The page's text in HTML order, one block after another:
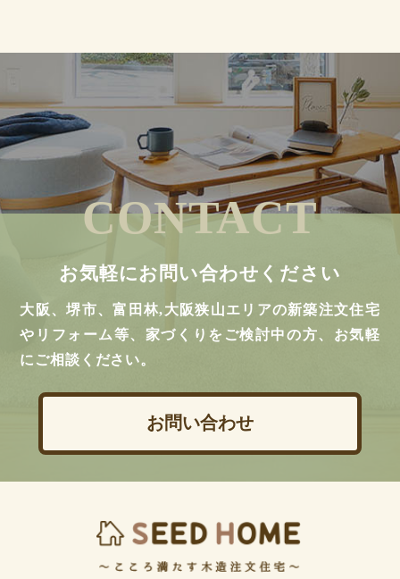
CONTACT
お気軽にお問い合わせください
大阪、堺市、富田林,大阪狭山エリアの新築注文住宅
やリフォーム等、家づくりをご検討中の方、お気軽
にご相談ください。
お問い合わせ